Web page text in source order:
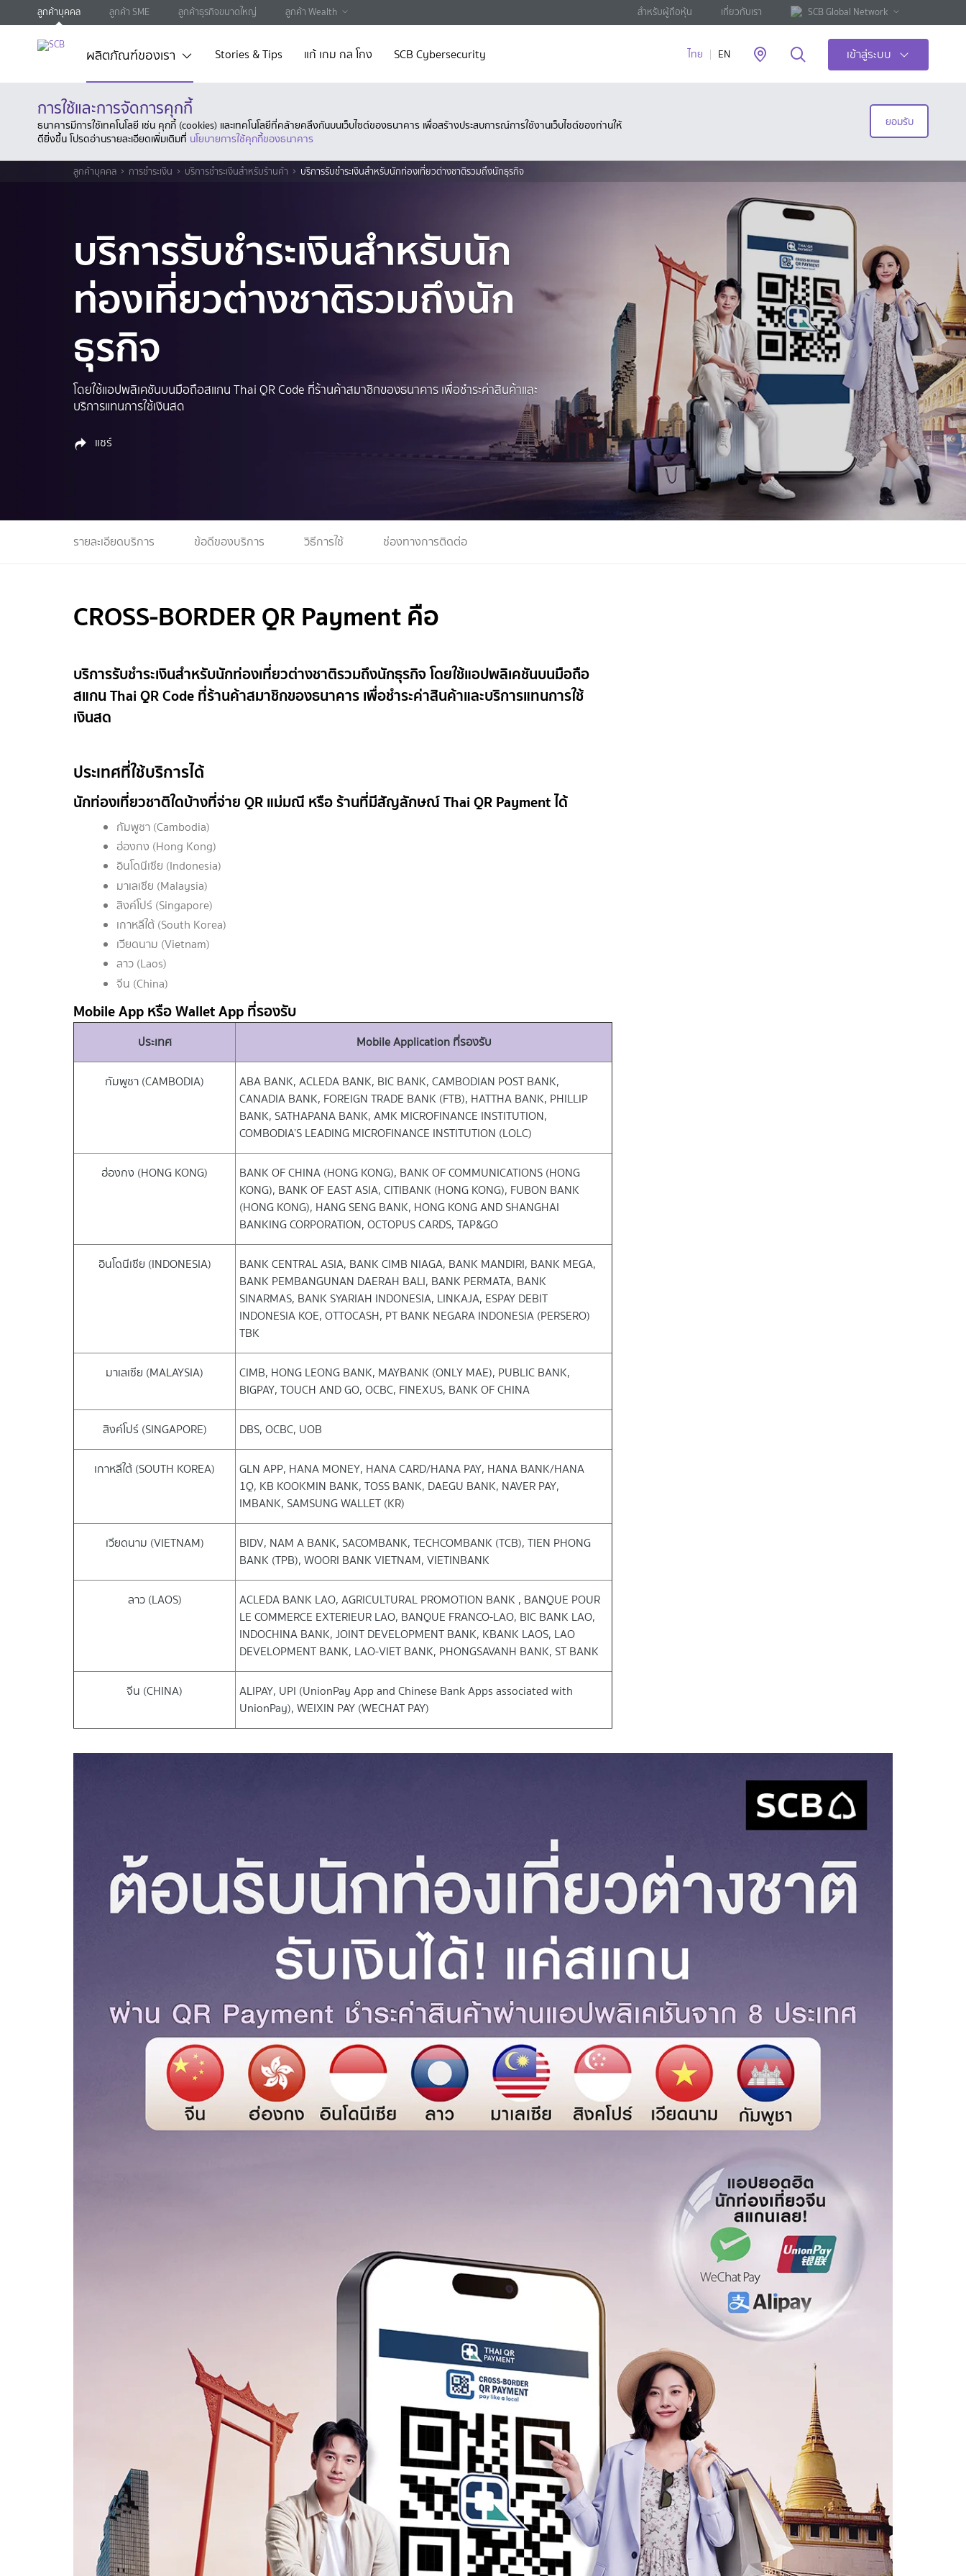
ลูกค้าบุคคล ลูกค้า SME ลูกค้าธุรกิจขนาดใหญ่ ลูกค้า Wealth สำหรับผู้ถือหุ้น เกี่ยวกับเรา SCB Global Network
ผลิตภัณฑ์ของเรา Stories & Tips แก้ เกม กล โกง SCB Cybersecurity ไทย EN เข้าสู่ระบบ
การใช้และการจัดการคุกกี้
ธนาคารมีการใช้เทคโนโลยี เช่น คุกกี้ (cookies) และเทคโนโลยีที่คล้ายคลึงกันบนเว็บไซต์ของธนาคาร เพื่อสร้างประสบการณ์การใช้งานเว็บไซต์ของท่านให้
ดียิ่งขึ้น โปรดอ่านรายละเอียดเพิ่มเติมที่ นโยบายการใช้คุกกี้ของธนาคาร
ยอมรับ
ลูกค้าบุคคล การชำระเงิน บริการชำระเงินสำหรับร้านค้า บริการรับชำระเงินสำหรับนักท่องเที่ยวต่างชาติรวมถึงนักธุรกิจ
บริการรับชำระเงินสำหรับนัก
ท่องเที่ยวต่างชาติรวมถึงนัก
ธุรกิจ
โดยใช้แอปพลิเคชันบนมือถือสแกน Thai QR Code ที่ร้านค้าสมาชิกของธนาคาร เพื่อชำระค่าสินค้าและ
บริการแทนการใช้เงินสด
แชร์
รายละเอียดบริการ ข้อดีของบริการ วิธีการใช้ ช่องทางการติดต่อ
CROSS-BORDER QR Payment คือ
บริการรับชำระเงินสำหรับนักท่องเที่ยวต่างชาติรวมถึงนักธุรกิจ โดยใช้แอปพลิเคชันบนมือถือ
สแกน Thai QR Code ที่ร้านค้าสมาชิกของธนาคาร เพื่อชำระค่าสินค้าและบริการแทนการใช้
เงินสด
ประเทศที่ใช้บริการได้
นักท่องเที่ยวชาติใดบ้างที่จ่าย QR แม่มณี หรือ ร้านที่มีสัญลักษณ์ Thai QR Payment ได้
กัมพูชา (Cambodia)
ฮ่องกง (Hong Kong)
อินโดนีเซีย (Indonesia)
มาเลเซีย (Malaysia)
สิงค์โปร์ (Singapore)
เกาหลีใต้ (South Korea)
เวียดนาม (Vietnam)
ลาว (Laos)
จีน (China)
Mobile App หรือ Wallet App ที่รองรับ
ประเทศ Mobile Application ที่รองรับ
กัมพูชา (CAMBODIA)
ABA BANK, ACLEDA BANK, BIC BANK, CAMBODIAN POST BANK,
CANADIA BANK, FOREIGN TRADE BANK (FTB), HATTHA BANK, PHILLIP
BANK, SATHAPANA BANK, AMK MICROFINANCE INSTITUTION,
COMBODIA’S LEADING MICROFINANCE INSTITUTION (LOLC)
ฮ่องกง (HONG KONG)
BANK OF CHINA (HONG KONG), BANK OF COMMUNICATIONS (HONG
KONG), BANK OF EAST ASIA, CITIBANK (HONG KONG), FUBON BANK
(HONG KONG), HANG SENG BANK, HONG KONG AND SHANGHAI
BANKING CORPORATION, OCTOPUS CARDS, TAP&GO
อินโดนีเซีย (INDONESIA)
BANK CENTRAL ASIA, BANK CIMB NIAGA, BANK MANDIRI, BANK MEGA,
BANK PEMBANGUNAN DAERAH BALI, BANK PERMATA, BANK
SINARMAS, BANK SYARIAH INDONESIA, LINKAJA, ESPAY DEBIT
INDONESIA KOE, OTTOCASH, PT BANK NEGARA INDONESIA (PERSERO)
TBK
มาเลเซีย (MALAYSIA)
CIMB, HONG LEONG BANK, MAYBANK (ONLY MAE), PUBLIC BANK,
BIGPAY, TOUCH AND GO, OCBC, FINEXUS, BANK OF CHINA
สิงค์โปร์ (SINGAPORE) DBS, OCBC, UOB
เกาหลีใต้ (SOUTH KOREA)
GLN APP, HANA MONEY, HANA CARD/HANA PAY, HANA BANK/HANA
1Q, KB KOOKMIN BANK, TOSS BANK, DAEGU BANK, NAVER PAY,
IMBANK, SAMSUNG WALLET (KR)
เวียดนาม (VIETNAM)
BIDV, NAM A BANK, SACOMBANK, TECHCOMBANK (TCB), TIEN PHONG
BANK (TPB), WOORI BANK VIETNAM, VIETINBANK
ลาว (LAOS)
ACLEDA BANK LAO, AGRICULTURAL PROMOTION BANK , BANQUE POUR
LE COMMERCE EXTERIEUR LAO, BANQUE FRANCO-LAO, BIC BANK LAO,
INDOCHINA BANK, JOINT DEVELOPMENT BANK, KBANK LAOS, LAO
DEVELOPMENT BANK, LAO-VIET BANK, PHONGSAVANH BANK, ST BANK
จีน (CHINA)
ALIPAY, UPI (UnionPay App and Chinese Bank Apps associated with
UnionPay), WEIXIN PAY (WECHAT PAY)